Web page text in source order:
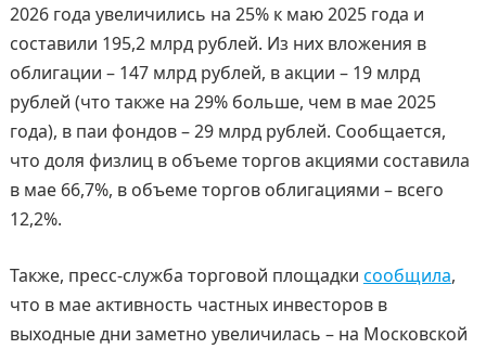
2026 года увеличились на 25% к маю 2025 года и
составили 195,2 млрд рублей. Из них вложения в
облигации – 147 млрд рублей, в акции – 19 млрд
рублей (что также на 29% больше, чем в мае 2025
года), в паи фондов – 29 млрд рублей. Сообщается,
что доля физлиц в объеме торгов акциями составила
в мае 66,7%, в объеме торгов облигациями – всего
12,2%.
Также, пресс-служба торговой площадки сообщила,
что в мае активность частных инвесторов в
выходные дни заметно увеличилась – на Московской